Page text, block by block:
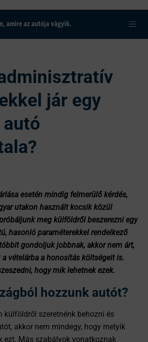
amire az autója vágyik.
jár egy
esetén mindig felmerülő kérdés,
utakon használt kocsik közül
meg külföldről beszerezni egy
hasonló paraméterekkel rendelkező
gondoljuk jobbnak, akkor nem árt,
vételárba a honosítás költségeit is.
hogy mik lehetnek ezek.
hozzunk autót?
külföldről szeretnénk behozni és
akkor nem mindegy, hogy melyik
ezt. Más szabályok vonatkoznak